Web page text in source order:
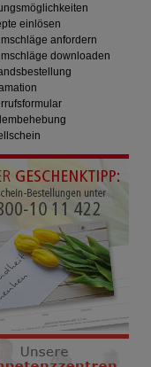
einlösen
anfordern
downloaden